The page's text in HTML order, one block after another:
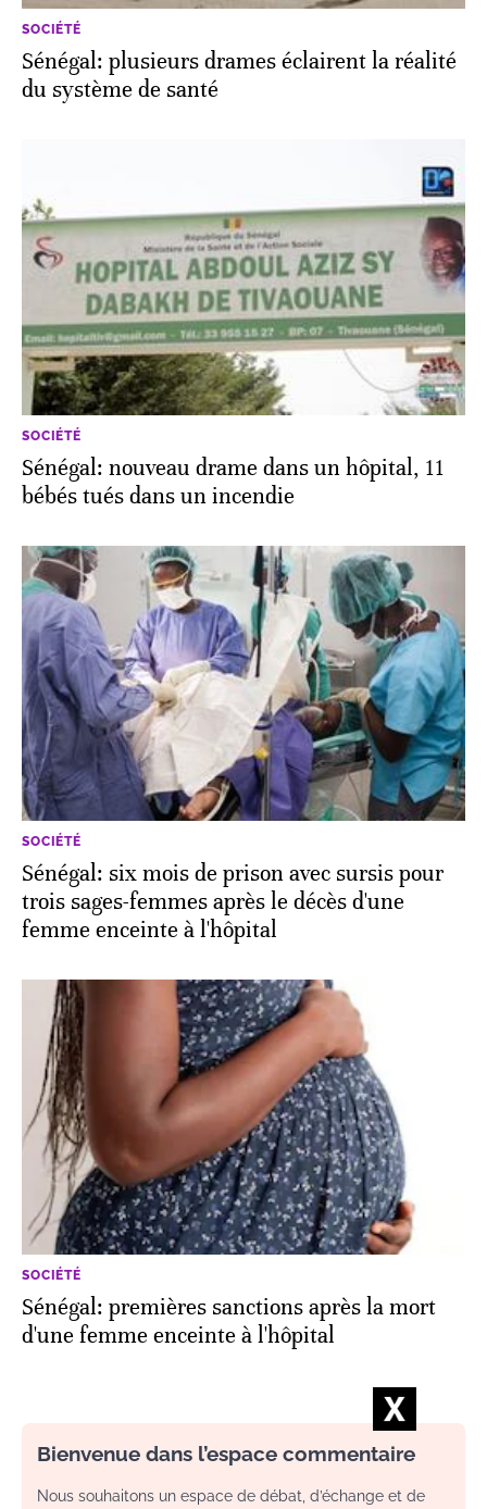
SOCIÉTÉ
Sénégal: plusieurs drames éclairent la réalité
du système de santé
SOCIÉTÉ
Sénégal: nouveau drame dans un hôpital, 11
bébés tués dans un incendie
SOCIÉTÉ
Sénégal: six mois de prison avec sursis pour
trois sages-femmes après le décès d'une
femme enceinte à l'hôpital
SOCIÉTÉ
Sénégal: premières sanctions après la mort
d'une femme enceinte à l'hôpital
Bienvenue dans l’espace commentaire
Nous souhaitons un espace de débat, d’échange et de